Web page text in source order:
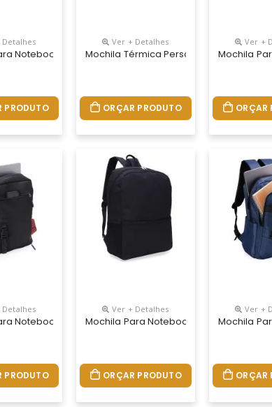
Detalhes
Notebook Personalizada
PRODUTO
Ver + Detalhes
Mochila Térmica Personalizada
ORÇAR PRODUTO
Ver +
Mochila
ORÇAR
Detalhes
Notebook Personalizada
PRODUTO
Ver + Detalhes
Mochila Para Notebook Personalizada
ORÇAR PRODUTO
Ver +
Mochila
ORÇAR